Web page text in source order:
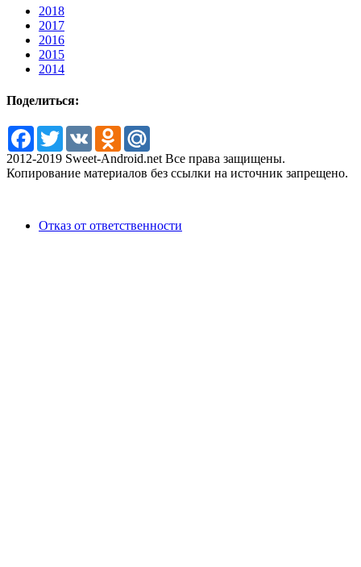
2018
2017
2016
2015
2014
Поделиться:
Facebook
TwitterVK Odnoklassniki
2012-2019 Sweet-Android.net Все права защищены.
Копирование материалов без ссылки на источник запрещено.
Отказ от ответственности